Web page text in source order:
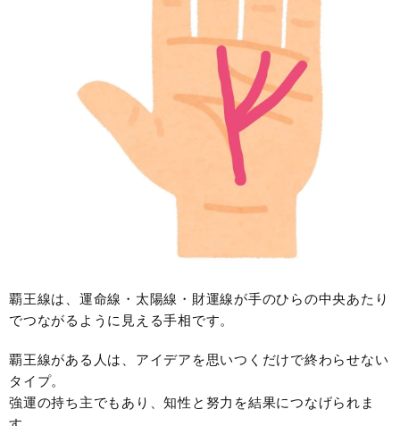
覇王線は、運命線・太陽線・財運線が手のひらの中央あたり
でつながるように見える手相です。
覇王線がある人は、アイデアを思いつくだけで終わらせない
タイプ。
強運の持ち主でもあり、知性と努力を結果につなげられま